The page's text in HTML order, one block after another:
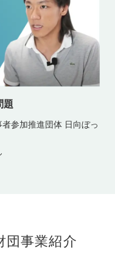
題
参加推進団体 日向ぼっ
団事業紹介